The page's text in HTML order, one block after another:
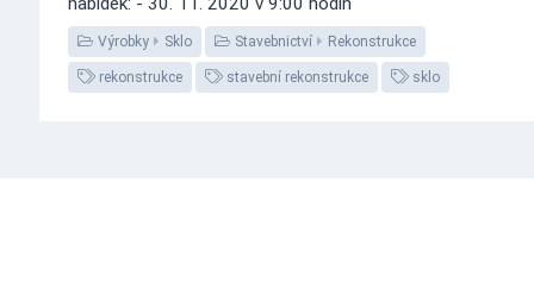
Výrobky Sklo Stavebnictví Rekonstrukce
rekonstrukce stavební rekonstrukce sklo